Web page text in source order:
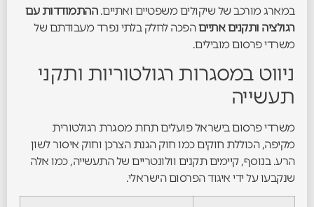
במארג מורכב של שיקולים משפטיים ואתיים.ההתמודדות עם
רגולציה ותקנים אתייםהפכה לחלק בלתי נפרד מעבודתם של
משרדי פרסום מובילים.
ניווט במסגרות רגולטוריות ותקני
תעשייה
משרדי פרסום בישראל פועלים תחת מסגרת רגולטורית
מקיפה, הכוללת חוקים כמו חוק הגנת הצרכן וחוק איסור לשון
הרע. בנוסף, קיימים תקנים וולונטריים של התעשייה, כמו אלה
שנקבעו על ידי איגוד הפרסום הישראלי.